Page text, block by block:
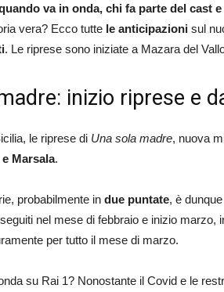
va in onda, chi fa parte del cast
vera? Ecco tutte le anticipazioni sul
. Le riprese sono iniziate a Mazara del
inizio riprese e
le riprese di Una sola madre, nuova
Marsala.
probabilmente in due puntate, è
nel mese di febbraio e inizio marzo,
per tutto il mese di marzo.
su Rai 1? Nonostante il Covid e le